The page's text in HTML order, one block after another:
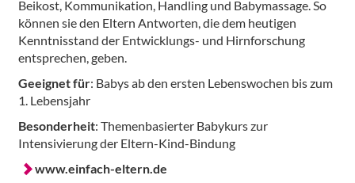
Beikost, Kommunikation, Handling und Babymassage. So
können sie den Eltern Antworten, die dem heutigen
Kenntnisstand der Entwicklungs- und Hirnforschung
entsprechen, geben.
Geeignet für: Babys ab den ersten Lebenswochen bis zum
1. Lebensjahr
Besonderheit: Themenbasierter Babykurs zur
Intensivierung der Eltern-Kind-Bindung
www.einfach-eltern.de